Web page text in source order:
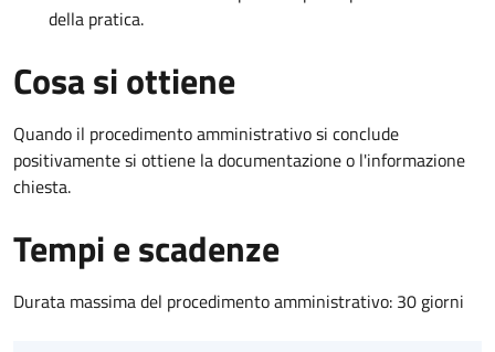
della pratica.
Cosa si ottiene
Quando il procedimento amministrativo si conclude
positivamente si ottiene la documentazione o l'informazione
chiesta.
Tempi e scadenze
Durata massima del procedimento amministrativo: 30 giorni